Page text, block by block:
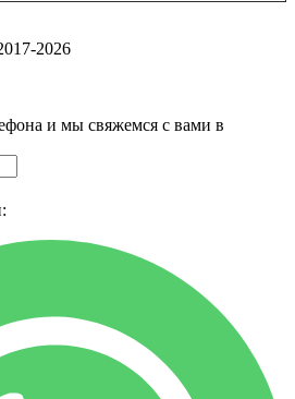
2026
и мы свяжемся с вами в